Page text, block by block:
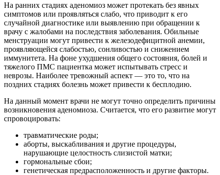
На ранних стадиях аденомиоз может протекать без явных
симптомов или проявляться слабо, что приводит к его
случайной диагностике или выявлению при обращении к
врачу с жалобами на последствия заболевания. Обильные
менструации могут привести к железодефицитной анемии,
проявляющейся слабостью, сонливостью и снижением
иммунитета. На фоне ухудшения общего состояния, болей и
тяжелого ПМС пациентка может испытывать стресс и
неврозы. Наиболее тревожный аспект — это то, что на
поздних стадиях болезнь может привести к бесплодию.
На данный момент врачи не могут точно определить причины
возникновения аденомиоза. Считается, что его развитие могут
спровоцировать:
травматические роды;
аборты, выскабливания и другие процедуры,
нарушающие целостность слизистой матки;
гормональные сбои;
генетическая предрасположенность и другие факторы.